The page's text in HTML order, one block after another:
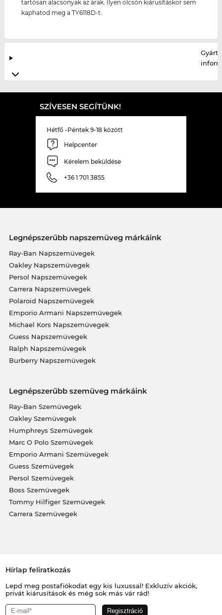
tartósan alacsonyak az árak. Ilyen olcsón kiárusításkor sem
kaphatod meg a TY6118D-t.
SZÍVESEN SEGÍTÜNK!
Hétfő -Péntek 9-18 között
Helpcenter
Kérelem beküldése
+36 1 701 3855
Legnépszerűbb napszemüveg márkáink
Ray-Ban Napszemüvegek
Oakley Napszemüvegek
Persol Napszemüvegek
Carrera Napszemüvegek
Polaroid Napszemüvegek
Emporio Armani Napszemüvegek
Michael Kors Napszemüvegek
Guess Napszemüvegek
Ralph Napszemüvegek
Burberry Napszemüvegek
Legnépszerűbb szemüveg márkáink
Ray-Ban Szemüvegek
Oakley Szemüvegek
Humphreys Szemüvegek
Marc O Polo Szemüvegek
Emporio Armani Szemüvegek
Guess Szemüvegek
Persol Szemüvegek
Boss Szemüvegek
Tommy Hilfiger Szemüvegek
Carrera Szemüvegek
Hírlap feliratkozás
Lepd meg postafiókodat egy kis luxussal! Exkluzív akciók,
privát kiárusítások és még sok más vár rád!